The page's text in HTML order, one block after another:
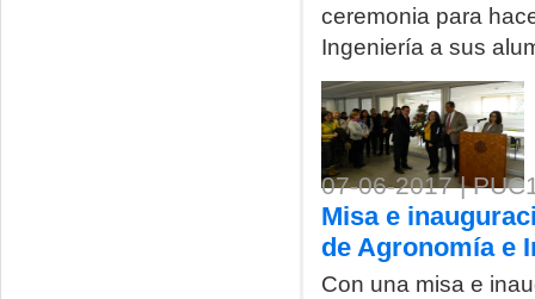
ceremonia para
Ingeniería a sus
07-06-2017 |
Misa e
de Agronomía e
Con una misa e